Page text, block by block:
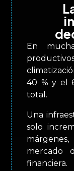
En
40 % y el
total.
Una
solo
mercado
financiera.